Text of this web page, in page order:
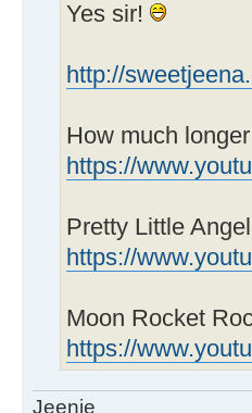
Yes sir!
http://
How much
https://
Pretty Little
https://
Moon Rocket
https://
Jeenie